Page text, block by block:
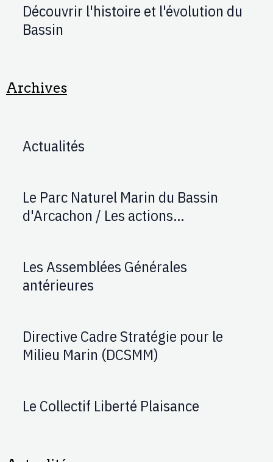
Découvrir l'histoire et l'évolution du
Bassin
Archives
Actualités
Le Parc Naturel Marin du Bassin
d'Arcachon / Les actions
Les Assemblées Générales
antérieures
Directive Cadre Stratégie pour le
Milieu Marin (DCSMM)
Le Collectif Liberté Plaisance